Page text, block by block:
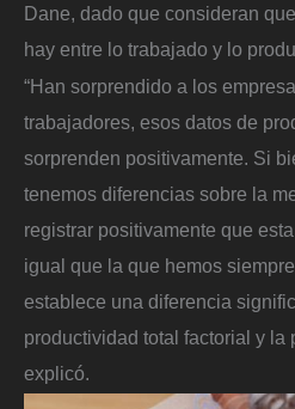
Dane, dado que consideran
hay entre lo trabajado y lo
“Han sorprendido a los
trabajadores, esos datos de
sorprenden positivamente. Si
tenemos diferencias sobre la
registrar positivamente que
igual que la que hemos
establece una diferencia
productividad total factorial y la
explicó.